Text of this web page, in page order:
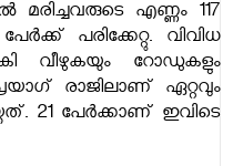
മരിച്ചവരുടെ എണ്ണം 117
പരിക്കേറ്റു. വിവിധ
വീഴുകയും റോഡുകളും
രാജിലാണ് ഏറ്റവും
21 പേർക്കാണ് ഇവിടെ